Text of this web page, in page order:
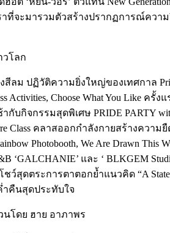
มารวมตัวสร้างปรากฏการณ์ความฟิ
วโลก
สีลม ปฏิวัติความยิ่งใหญ่ของเทศกาล
Choose What You Like
บกิจกรรมสุดพิเศษ PRIDE PARTY
Class คลาสออกกำลังกายสร้างความ
Photobooth, We Are Drawn
และ ‘ BLKGEM
ดตระการตาตอกย้ำแนวคิด “A
ำคืนสุดประทับใจ
นโดย ฮาย อาภาพร